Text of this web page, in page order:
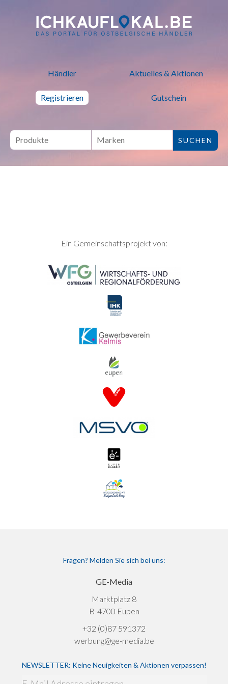
ich kauf lokal - Bei lokalen
Händler Aktuelles & Aktionen
Registrieren Gutschein
SEITENFUSSEin Gemeinschaftsprojekt von:
Fragen? Melden Sie sich bei uns:
GE-Media
Marktplatz 8
B-4700 Eupen
+32 (0)87 591372
werbung@ge-media.be
NEWSLETTER: Keine Neuigkeiten & Aktionen verpassen!